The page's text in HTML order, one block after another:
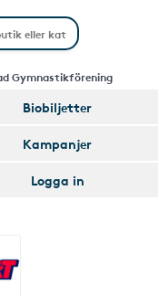
Gymnastikförening
Biobiljetter
Kampanjer
Logga in